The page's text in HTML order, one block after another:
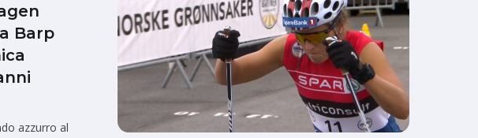
Barp
azzurro al